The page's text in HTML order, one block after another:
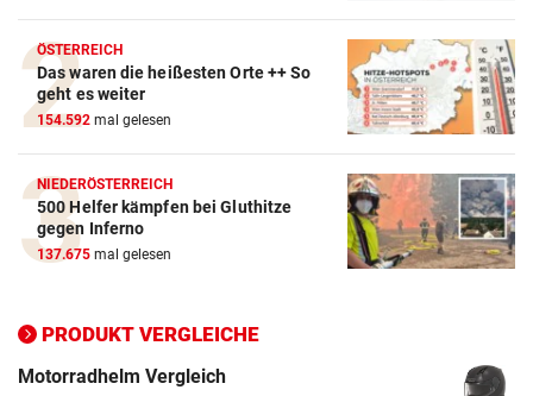
ÖSTERREICH
Das waren die heißesten Orte ++ So
geht es weiter
154.592 mal gelesen
NIEDERÖSTERREICH
500 Helfer kämpfen bei Gluthitze
gegen Inferno
137.675 mal gelesen
PRODUKT VERGLEICHE
Winterreifen Vergleich
ZUM VERGLEICH
Wagenheber Vergleich
ZUM VERGLEICH
Elektroroller Vergleich
ZUM VERGLEICH
ZUM VERGLEICH
Motorradhelm Vergleich